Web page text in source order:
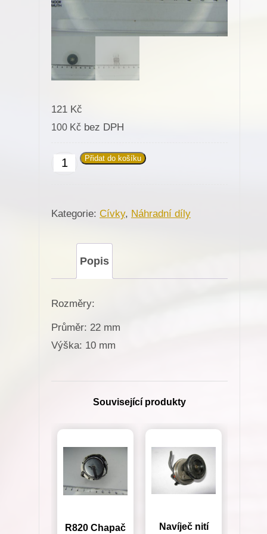
121 Kč
100 Kč bez DPH
685019
spodní
Minerva
(72125-
105,72406-
Přidat do košíku
Kategorie: Cívky, Náhradní díly
Popis
Rozměry:
Průměr: 22 mm
Výška: 10 mm
Související produkty
R820 Chapač
Navíječ nití